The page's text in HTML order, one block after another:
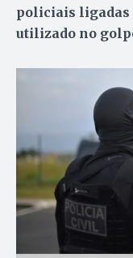
policiais ligadas
utilizado no